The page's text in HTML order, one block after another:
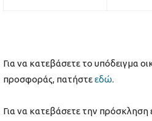
Για να κατεβάσετε το υπόδειγμα
προσφοράς, πατήστεεδώ.
Για να κατεβάσετε την